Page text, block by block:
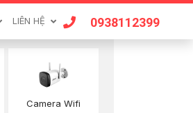
LIÊN HỆ 0938112399
Camera Wifi